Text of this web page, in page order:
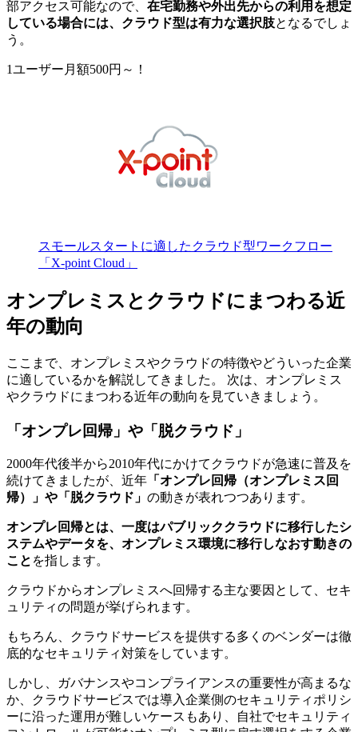
部アクセス可能なので、 在宅勤務や外出先からの利用を想定
している場合には、クラウド型は有力な選択肢となるでしょ
う。
1ユーザー月額500円～！
スモールスタートに適したクラウド型ワークフロー
「X-point Cloud」
オンプレミスとクラウドにまつわる近
年の動向
ここまで、オンプレミスやクラウドの特徴やどういった企業
に適しているかを解説してきました。 次は、オンプレミス
やクラウドにまつわる近年の動向を見ていきましょう。
「オンプレ回帰」や「脱クラウド」
2000年代後半から2010年代にかけてクラウドが急速に普及を
続けてきましたが、近年 「オンプレ回帰（オンプレミス回
帰）」や「脱クラウド」 の動きが表れつつあります。
オンプレ回帰とは、一度はパブリッククラウドに移行したシ
ステムやデータを、オンプレミス環境に移行しなおす動きの
こと を指します。
クラウドからオンプレミスへ回帰する主な要因として、セキ
ュリティの問題が挙げられます。
もちろん、クラウドサービスを提供する多くのベンダーは徹
底的なセキュリティ対策をしています。
しかし、ガバナンスやコンプライアンスの重要性が高まるな
か、クラウドサービスでは導入企業側のセキュリティポリシ
ーに沿った運用が難しいケースもあり、自社でセキュリティ